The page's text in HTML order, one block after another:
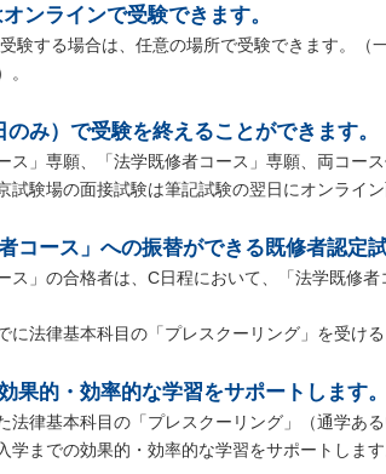
ンラインで受験できます。
験する場合は、任意の場所で受験できます。
。
み）で受験を終えることができます。
ス」専願、「法学既修者コース」専願、両コー
験場の面接試験は筆記試験の翌日にオンライン
コース」への振替ができる既修者認定
ス」の合格者は、C日程において、「法学既修
に法律基本科目の「プレスクーリング」を受け
果的・効率的な学習をサポートします。
法律基本科目の「プレスクーリング」（通学あ
学までの効果的・効率的な学習をサポートします